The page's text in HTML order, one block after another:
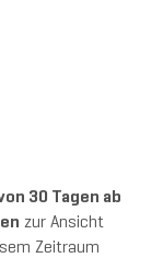
30 Tagen ab
zur Ansicht
Zeitraum